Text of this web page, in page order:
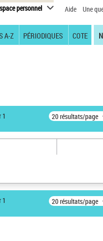
personnel Aide Une
A-Z PÉRIODIQUES COTE
1 20 résultats/page
1 20 résultats/page